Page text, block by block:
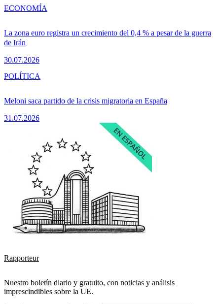
La zona euro registra un crecimiento del 0,4 % a pesar de la guerra
de Irán
30.07.2026
ECONOMÍA
Meloni saca partido de la crisis migratoria en España
31.07.2026
POLÍTICA
Rapporteur
Nuestro boletín diario y gratuito, con noticias y análisis
imprescindibles sobre la UE.